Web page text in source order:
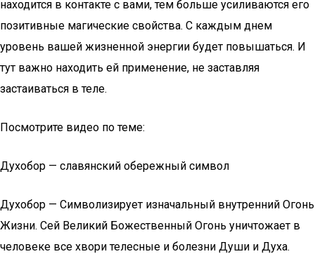
находится в контакте с вами, тем больше усиливаются его
позитивные магические свойства. С каждым днем
уровень вашей жизненной энергии будет повышаться. И
тут важно находить ей применение, не заставляя
застаиваться в теле.
Посмотрите видео по теме:
Духобор — славянский обережный символ
Духобор — Символизирует изначальный внутренний Огонь
Жизни. Сей Великий Божественный Огонь уничтожает в
человеке все хвори телесные и болезни Души и Духа.